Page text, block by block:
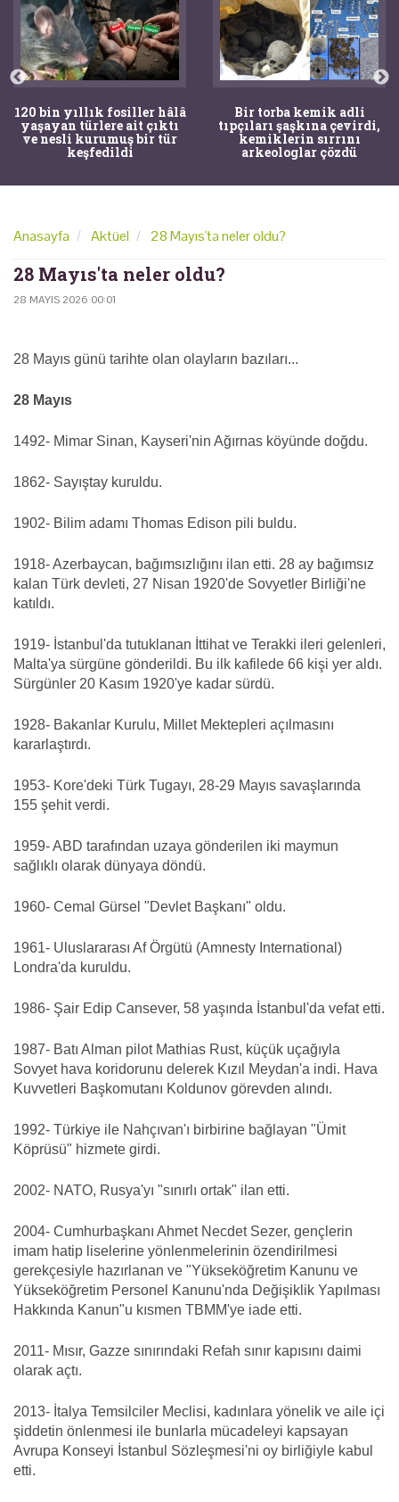
120 bin yıllık fosiller hâlâ
yaşayan türlere ait çıktı
ve nesli kurumuş bir tür
keşfedildi
Bir torba kemik adli
tıpçıları şaşkına çevirdi,
kemiklerin sırrını
arkeologlar çözdü
Anasayfa Aktüel 28 Mayıs'ta neler oldu?
28 Mayıs'ta neler oldu?
28 MAYIS 2026 00:01
28 Mayıs günü tarihte olan olayların bazıları...
28 Mayıs
1492- Mimar Sinan, Kayseri'nin Ağırnas köyünde doğdu.
1862- Sayıştay kuruldu.
1902- Bilim adamı Thomas Edison pili buldu.
1918- Azerbaycan, bağımsızlığını ilan etti. 28 ay bağımsız
kalan Türk devleti, 27 Nisan 1920'de Sovyetler Birliği'ne
katıldı.
1919- İstanbul'da tutuklanan İttihat ve Terakki ileri gelenleri,
Malta'ya sürgüne gönderildi. Bu ilk kafilede 66 kişi yer aldı.
Sürgünler 20 Kasım 1920'ye kadar sürdü.
1928- Bakanlar Kurulu, Millet Mektepleri açılmasını
kararlaştırdı.
1953- Kore'deki Türk Tugayı, 28-29 Mayıs savaşlarında
155 şehit verdi.
1959- ABD tarafından uzaya gönderilen iki maymun
sağlıklı olarak dünyaya döndü.
1960- Cemal Gürsel "Devlet Başkanı" oldu.
1961- Uluslararası Af Örgütü (Amnesty International)
Londra'da kuruldu.
1986- Şair Edip Cansever, 58 yaşında İstanbul'da vefat etti.
1987- Batı Alman pilot Mathias Rust, küçük uçağıyla
Sovyet hava koridorunu delerek Kızıl Meydan'a indi. Hava
Kuvvetleri Başkomutanı Koldunov görevden alındı.
1992- Türkiye ile Nahçıvan'ı birbirine bağlayan "Ümit
Köprüsü" hizmete girdi.
2002- NATO, Rusya'yı "sınırlı ortak" ilan etti.
2004- Cumhurbaşkanı Ahmet Necdet Sezer, gençlerin
imam hatip liselerine yönlenmelerinin özendirilmesi
gerekçesiyle hazırlanan ve "Yükseköğretim Kanunu ve
Yükseköğretim Personel Kanunu'nda Değişiklik Yapılması
Hakkında Kanun"u kısmen TBMM'ye iade etti.
2011- Mısır, Gazze sınırındaki Refah sınır kapısını daimi
olarak açtı.
2013- İtalya Temsilciler Meclisi, kadınlara yönelik ve aile içi
şiddetin önlenmesi ile bunlarla mücadeleyi kapsayan
Avrupa Konseyi İstanbul Sözleşmesi'ni oy birliğiyle kabul
etti.